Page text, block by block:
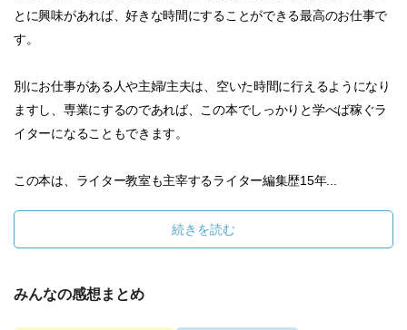
とに興味があれば、好きな時間にすることができる最高のお仕事で
す。
別にお仕事がある人や主婦/主夫は、空いた時間に行えるようになり
ますし、専業にするのであれば、この本でしっかりと学べば稼ぐラ
イターになることもできます。
この本は、ライター教室も主宰するライター編集歴15年...
続きを読む
みんなの感想まとめ